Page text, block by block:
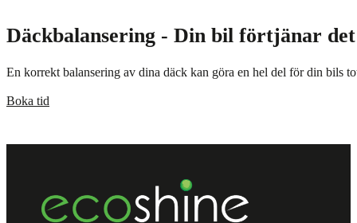
Däckbalansering - Din bil förtjänar det
En korrekt balansering av dina däck kan göra en hel del för din bils
Boka tid